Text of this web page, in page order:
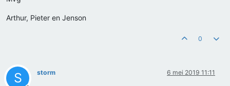
Arthur, Pieter en Jenson
0
S storm 6 mei 2019 11:11